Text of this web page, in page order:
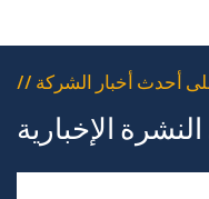
أحدث أخبار الشركة
الإخبارية